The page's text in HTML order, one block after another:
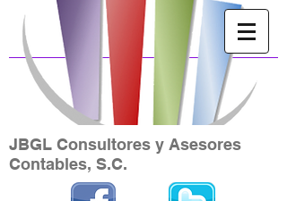
JBGL Consultores y Asesores
Contables, S.C.